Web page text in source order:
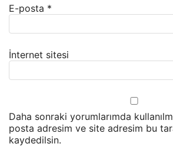
E-posta *
İnternet sitesi
Daha sonraki yorumlarımda
posta adresim ve site adresim bu
kaydedilsin.